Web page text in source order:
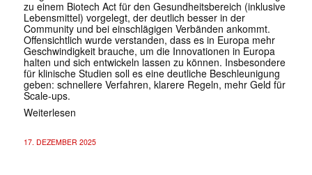
zu einem Biotech Act für den Gesundheitsbereich (inklusive
Lebensmittel) vorgelegt, der deutlich besser in der
Community und bei einschlägigen Verbänden ankommt.
Offensichtlich wurde verstanden, dass es in Europa mehr
Geschwindigkeit brauche, um die Innovationen in Europa
halten und sich entwickeln lassen zu können. Insbesondere
für klinische Studien soll es eine deutliche Beschleunigung
geben: schnellere Verfahren, klarere Regeln, mehr Geld für
Scale-ups.
Weiterlesen
17. DEZEMBER 2025